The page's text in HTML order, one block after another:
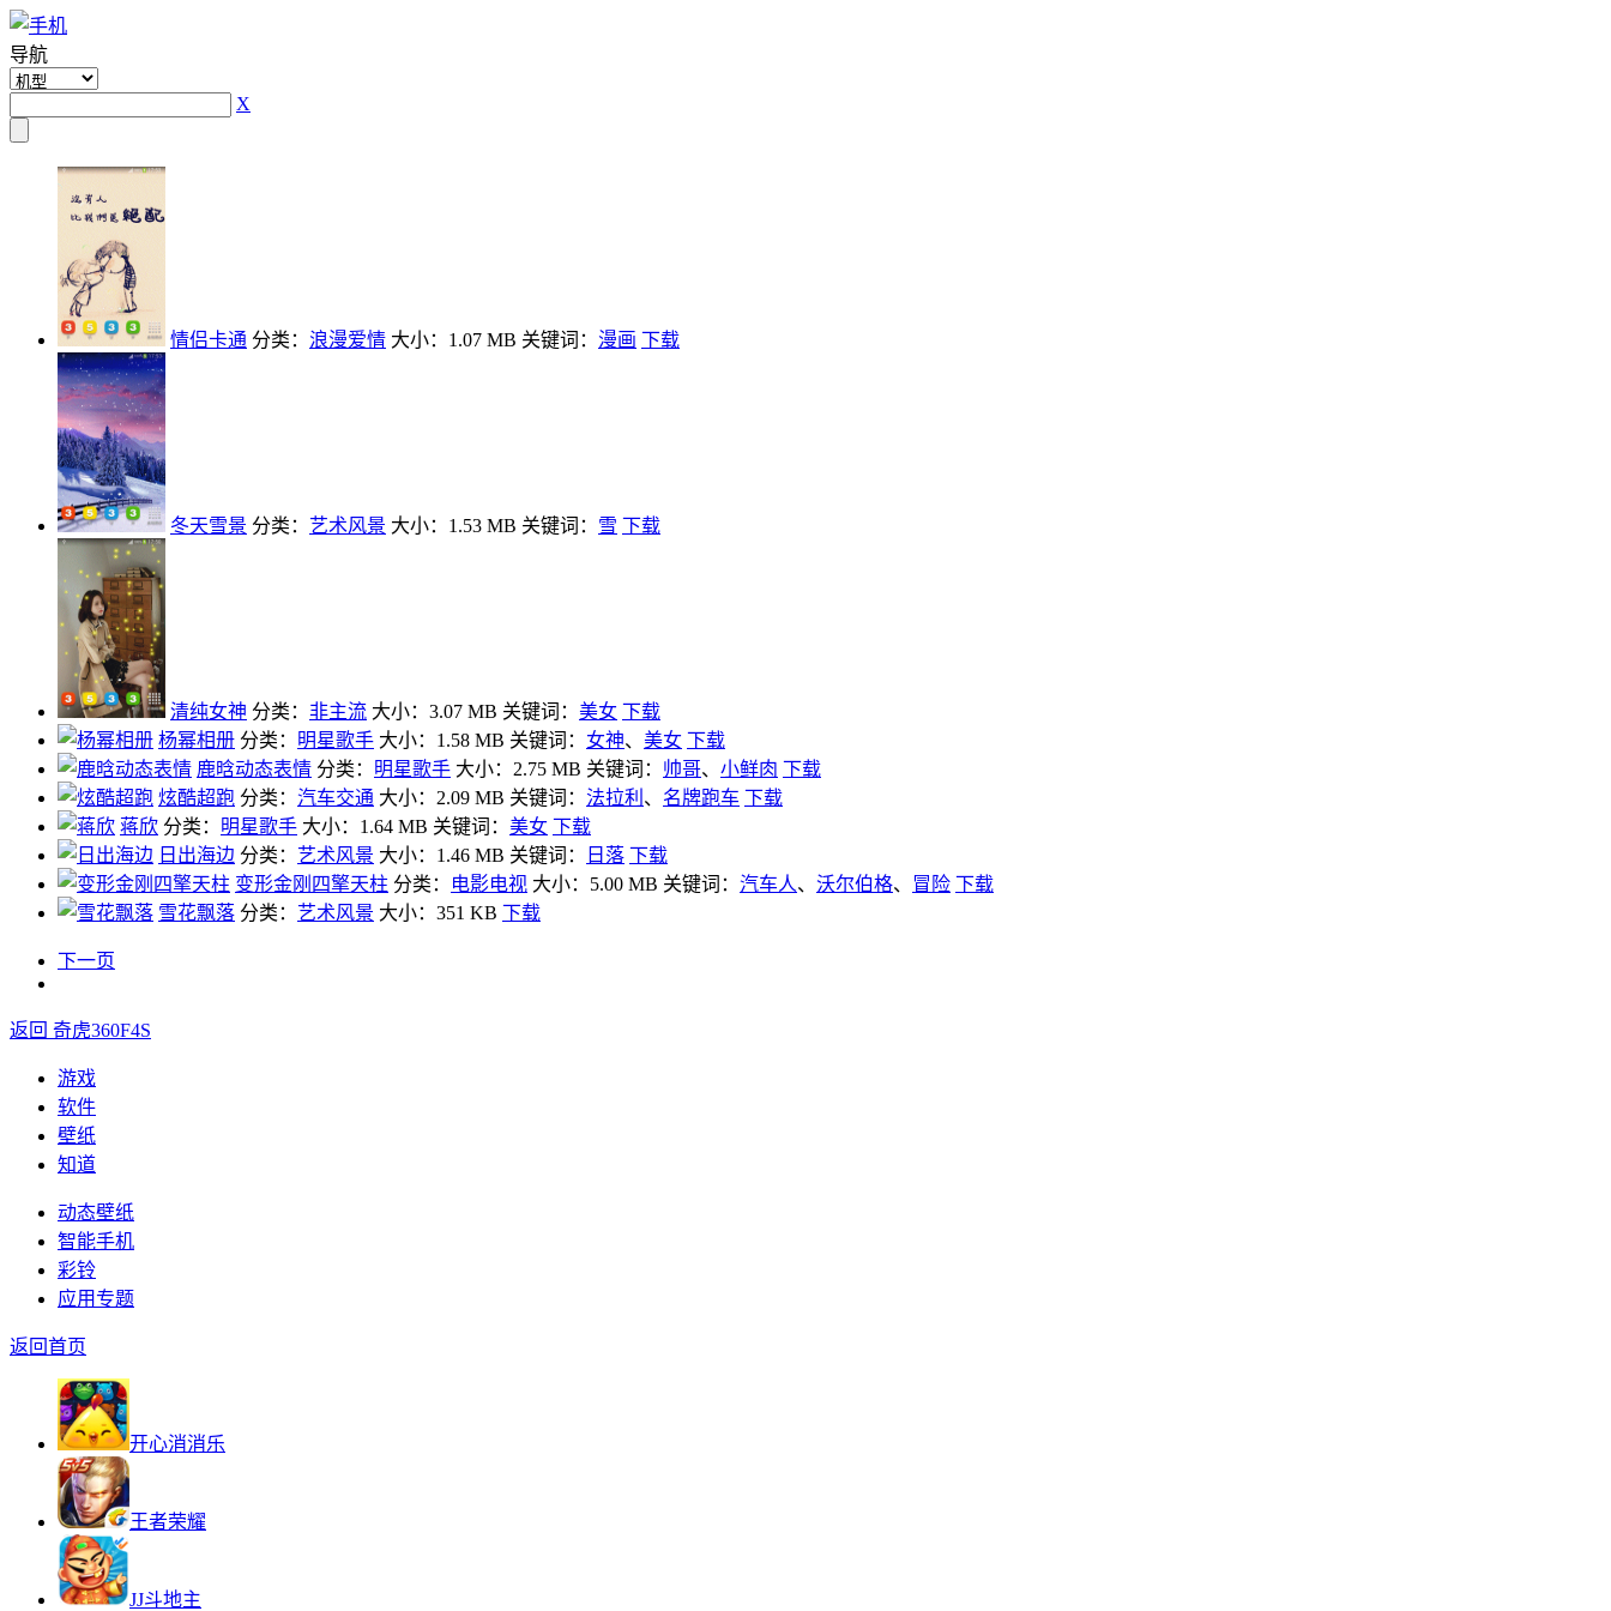
导航
X
情侣卡通 分类： 浪漫爱情 大小：1.07 MB 关键词： 漫画 下载
冬天雪景 分类： 艺术风景 大小：1.53 MB 关键词： 雪 下载
清纯女神 分类： 非主流 大小：3.07 MB 关键词： 美女 下载
杨幂相册 分类： 明星歌手 大小：1.58 MB 关键词： 女神、 美女 下载
鹿晗动态表情 分类： 明星歌手 大小：2.75 MB 关键词： 帅哥、 小鲜肉 下载
炫酷超跑 分类： 汽车交通 大小：2.09 MB 关键词： 法拉利 、 名牌跑车 下载
蒋欣 分类： 明星歌手 大小：1.64 MB 关键词： 美女 下载
日出海边 分类： 艺术风景 大小：1.46 MB 关键词： 日落 下载
变形金刚四擎天柱 分类： 电影电视 大小：5.00 MB 关键词： 汽车人、 沃尔伯格、 冒险 下载
雪花飘落 分类： 艺术风景 大小：351 KB 下载
下一页
返回 奇虎360F4S
游戏
软件
壁纸
知道
动态壁纸
智能手机
彩铃
应用专题
返回首页
开心消消乐
王者荣耀
JJ斗地主